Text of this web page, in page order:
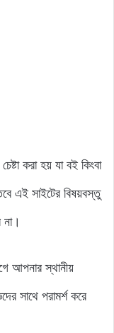
করা হয় যা বই কিংবা
এই সাইটের বিষয়বস্তু
না।
আপনার স্থানীয়
সাথে পরামর্শ করে